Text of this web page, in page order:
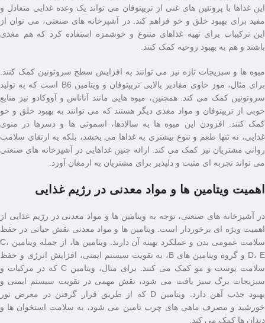
این غذاها با پروتئین‌ های غنی از تریپتوفان می ‌تواند یک وعده غذایی متعادل و
مفید برای بهبود خلق و خو فراهم کند. در آشپزخانه‌ های صنعتی، می‌ توان از
این ترکیبات برای تهیه غذاهای متنوع و خوشمزه استفاده کرد که هم مغذی
باشند و هم به بهبود روحیه کمک کنند.
میوه ‌ها و سبزیجات تازه نیز می‌ توانند به افزایش سطح سروتونین کمک کنند.
برای مثال، موز حاوی مقادیر بالایی تریپتوفان و ویتامین B6 است که به تولید
سروتونین کمک می‌ کند. همچنین، میوه‌ هایی مانند آناناس و آووکادو نیز منابع
خوبی از تریپتوفان و مواد مغذی دیگر هستند که می‌ توانند به بهبود خلق و خو
کمک کنند. افزودن این میوه ‌ها به سالادها، اسموتی ‌ها و دسرها در منوی
غذایی، نه تنها طعم و تنوع بیشتری به غذاها می ‌بخشد، بلکه به ارتقای سلامت
روانی مشتریان نیز کمک می ‌کند. ارائه چنین غذاهایی در آشپزخانه‌ های صنعتی
می ‌تواند تجربه ‌ای مثبت و دلپذیر برای مشتریان به ارمغان آورد.
اهمیت ویتامین ها و مواد معدنی در رژیم غذایی
در آشپزخانه ‌های صنعتی، توجه به ویتامین ‌ها و مواد معدنی در رژیم غذایی از
اهمیت ویژه ‌ای برخوردار است. ویتامین ‌ها و مواد معدنی نقش حیاتی در حفظ
سلامت عمومی بدن و عملکرد بهینه آن دارند. ویتامین ‌ها، از جمله ویتامین C،
D، E و گروه ویتامین ‌های B، به تقویت سیستم ایمنی، افزایش انرژی و حفظ
سلامت پوست و مو کمک می ‌کنند. برای مثال، ویتامین C که در مرکبات و
سبزیجات برگ ‌سبز یافت می ‌شود، نقش مهمی در تقویت سیستم ایمنی و
بهبود جذب آهن دارد. ویتامین D که از طریق قرار گرفتن در معرض نور
خورشید و مصرف ماهی ‌های چرب تامین می ‌شود، به سلامت استخوان ‌ها و
دندان ‌ها کمک می ‌کند.